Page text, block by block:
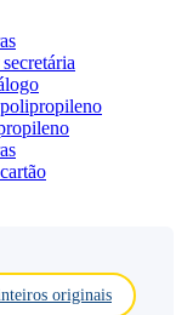
polipropileno
originais